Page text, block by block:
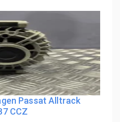
Passat Alltrack
CCZ